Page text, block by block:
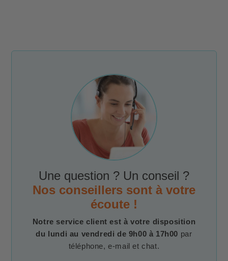
Une question ? Un conseil ?
Nos conseillers sont à votre
écoute !
Notre service client est à votre disposition
du lundi au vendredi de 9h00 à 17h00 par
téléphone, e-mail et chat.